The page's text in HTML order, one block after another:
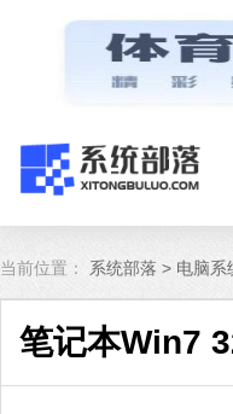
当前位置： 系统部落 > 电脑系
笔记本Win7